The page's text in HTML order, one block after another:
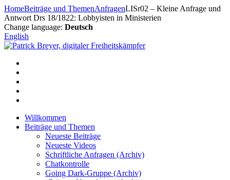
Zum
Inhalt
springen
HomeBeiträge und ThemenAnfragenLISr02 – Kleine Anfrage und
Antwort Drs 18/1822: Lobbyisten in Ministerien
Change language: Deutsch
English
Willkommen
Beiträge und Themen
Neueste Beiträge
Neueste Videos
Schriftliche Anfragen (Archiv)
Chatkontrolle
Going Dark-Gruppe (Archiv)